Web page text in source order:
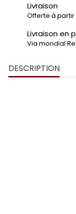
Livraison
Offerte à
Livraison en
Via mondial
DESCRIPTION